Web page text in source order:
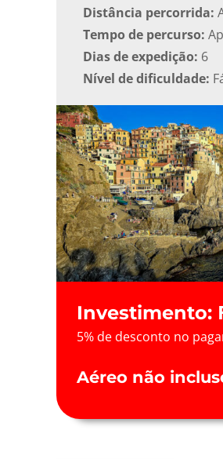
Distância percorrida:
Tempo de percurso:
Dias de expedição: 6
Nível de dificuldade:
Investimento:
5% de desconto no
Aéreo não